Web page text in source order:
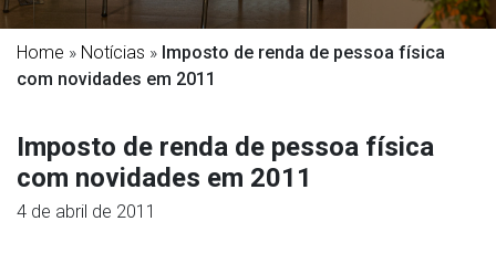
Home » Notícias » Imposto de renda de pessoa física
com novidades em 2011
Imposto de renda de pessoa física
com novidades em 2011
4 de abril de 2011